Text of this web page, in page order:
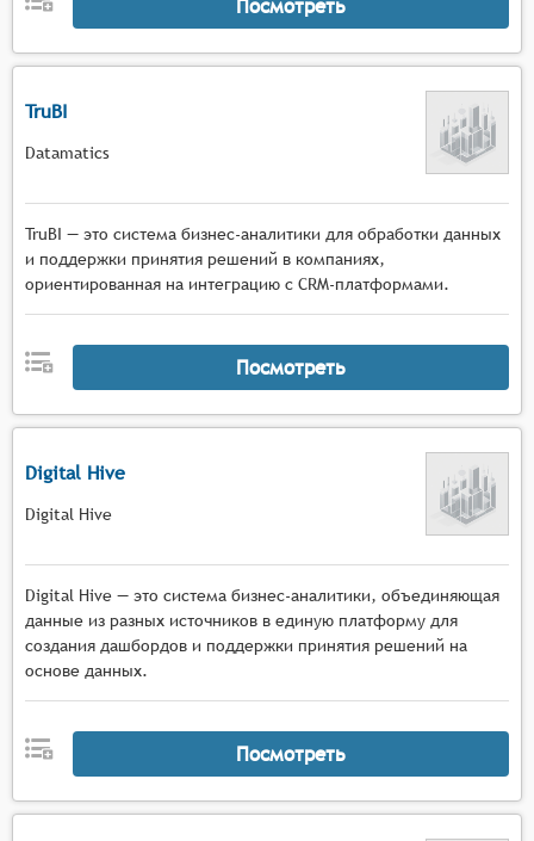
Посмотреть
TruBI
Datamatics
TruBI — это система бизнес-аналитики для обработки данных
и поддержки принятия решений в компаниях,
ориентированная на интеграцию с CRM-платформами.
Посмотреть
Digital Hive
Digital Hive
Digital Hive — это система бизнес-аналитики, объединяющая
данные из разных источников в единую платформу для
создания дашбордов и поддержки принятия решений на
основе данных.
Посмотреть